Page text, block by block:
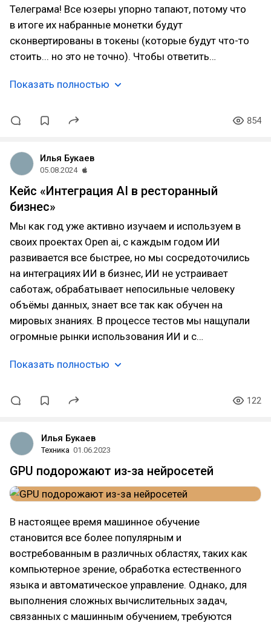
Телеграма! Все юзеры упорно тапают, потому что
в итоге их набранные монетки будут
сконвертированы в токены (которые будут что-то
стоить... но это не точно). Чтобы ответить…
Показать полностью
854
Илья Букаев
05.08.2024
Кейс «Интеграция AI в ресторанный
бизнес»
Мы как год уже активно изучаем и используем в
своих проектах Open ai, с каждым годом ИИ
развивается все быстрее, но мы сосредоточились
на интеграциях ИИ в бизнес, ИИ не устраивает
саботаж, обрабатывает непосильные человеку
объёмы данных, знает все так как обучен на
мировых знаниях. В процессе тестов мы нащупали
огромные рынки использования ИИ и с…
Показать полностью
122
Илья Букаев
Техника 01.06.2023
GPU подорожают из-за нейросетей
В настоящее время машинное обучение
становится все более популярным и
востребованным в различных областях, таких как
компьютерное зрение, обработка естественного
языка и автоматическое управление. Однако, для
выполнения сложных вычислительных задач,
связанных с машинным обучением, требуются